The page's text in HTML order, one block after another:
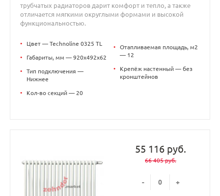
трубчатых радиаторов дарит комфорт и тепло, а также
отличается мягкими округлыми формами и высокой
функциональностью.
• Цвет — Technoline 0325 TL
• Габариты, мм — 920x492x62
•
Тип подключения —
Нижнее
• Кол-во секций — 20
•
Отапливаемая площадь, м2
— 12
•
Крепёж настенный — без
кронштейнов
55 116 руб.
66 405 руб.
- +